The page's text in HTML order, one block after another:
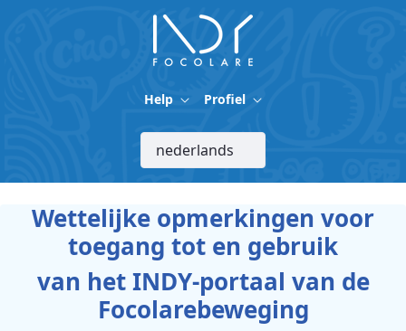
Overslaan en naar hoofdinhoud gaan
Help Profiel
Wettelijke opmerkingen voor
toegang tot en gebruik
van het INDY-portaal van de
Focolarebeweging